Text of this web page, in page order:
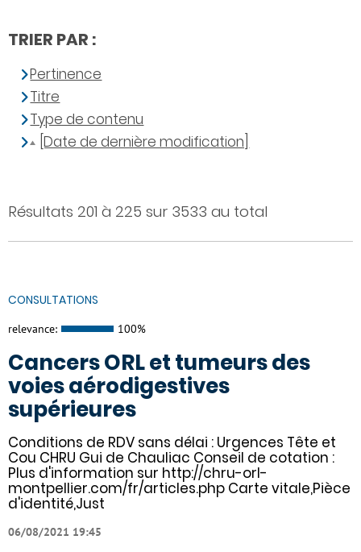
Résultats 201 à 225 sur 3533 au total
CONSULTATIONS
relevance: 100%
Cancers ORL et tumeurs des
voies aérodigestives
supérieures
Conditions de RDV sans délai : Urgences Tête et
Cou CHRU Gui de Chauliac Conseil de cotation :
Plus d'information sur http://chru-orl-
montpellier.com/fr/articles.php Carte vitale,Pièce
d'identité,Just
06/08/2021 19:45
TRIER PAR :
Pertinence
Titre
Type de contenu
[Date de dernière modification]